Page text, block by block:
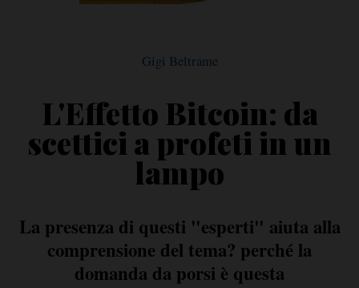
Gigi Beltrame
L'Effetto Bitcoin: da
scettici a profeti in un
lampo
La presenza di questi "esperti" aiuta alla
comprensione del tema? perché la
domanda da porsi è questa